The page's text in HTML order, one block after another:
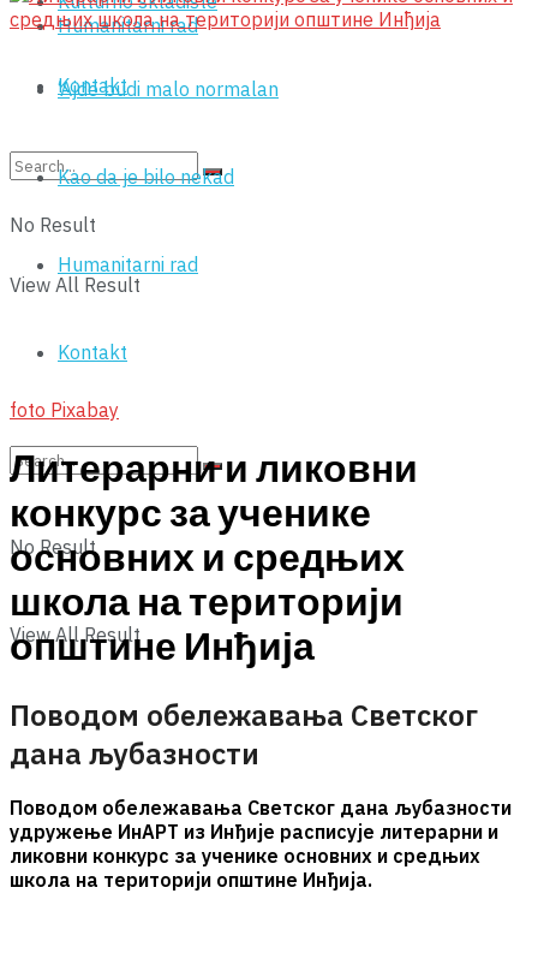
Humanitarni rad
Kontakt
No Result
View All Result
‘Ajde budi malo normalan
Kao da je bilo nekad
Humanitarni rad
Kontakt
No Result
View All Result
foto Pixabay
Литерарни и ликовни
конкурс за ученике
основних и средњих
школа на територији
општине Инђија
Поводом обележавања Светског
дана љубазности
Поводом обележавања Светског дана љубазности
удружење ИнАРТ из Инђије расписује литерарни и
ликовни конкурс за ученике основних и средњих
школа на територији општине Инђија.